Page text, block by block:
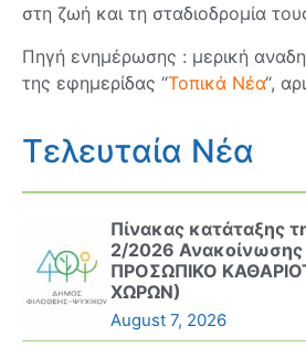
στη ζωή και τη σταδιοδρομία
Πηγή ενημέρωσης : μερική
της εφημερίδας “Τοπικά Νέα“,
Τελευταία Νέα
Πίνακας κατάταξης
2/2026 Ανακοίνωσης
ΠΡΟΣΩΠΙΚΟ
ΧΩΡΩΝ)
August 7, 2026